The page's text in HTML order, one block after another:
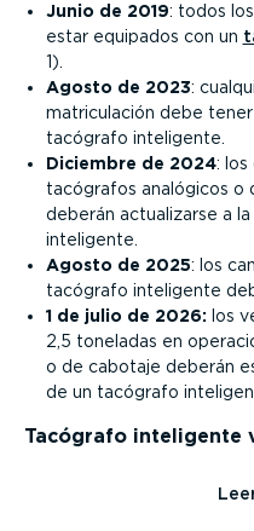
Junio de 2019: todos
estar equipados con un
1).
Agosto de 2023:
matri­cu­lación debe
tacógrafo inteligente.
Diciembre de 2024: los
tacógrafos analógicos o
deberán actua­li­zarse a
inteligente.
Agosto de 2025: los
tacógrafo inteligente
1 de julio de 2026:los
2,5 toneladas en
o de cabotaje deberán
de un tacógrafo
Tacógrafo inteligente